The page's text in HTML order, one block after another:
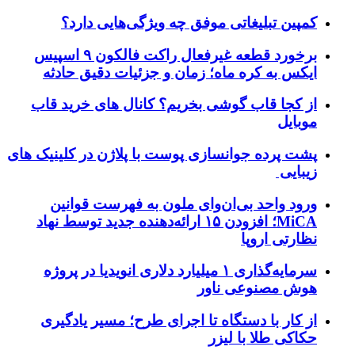
کمپین تبلیغاتی موفق چه ویژگی‌هایی دارد؟
برخورد قطعه غیرفعال راکت فالکون ۹ اسپیس
ایکس به کره ماه؛ زمان و جزئیات دقیق حادثه
از کجا قاب گوشی بخریم؟ کانال های خرید قاب
موبایل
پشت پرده جوانسازی پوست با پلاژن در کلینیک های
زیبایی
ورود واحد بی‌ان‌وای ملون به فهرست قوانین
MiCA؛ افزودن ۱۵ ارائه‌دهنده جدید توسط نهاد
نظارتی اروپا
سرمایه‌گذاری ۱ میلیارد دلاری انویدیا در پروژه
هوش مصنوعی ناور
از کار با دستگاه تا اجرای طرح؛ مسیر یادگیری
حکاکی طلا با لیزر